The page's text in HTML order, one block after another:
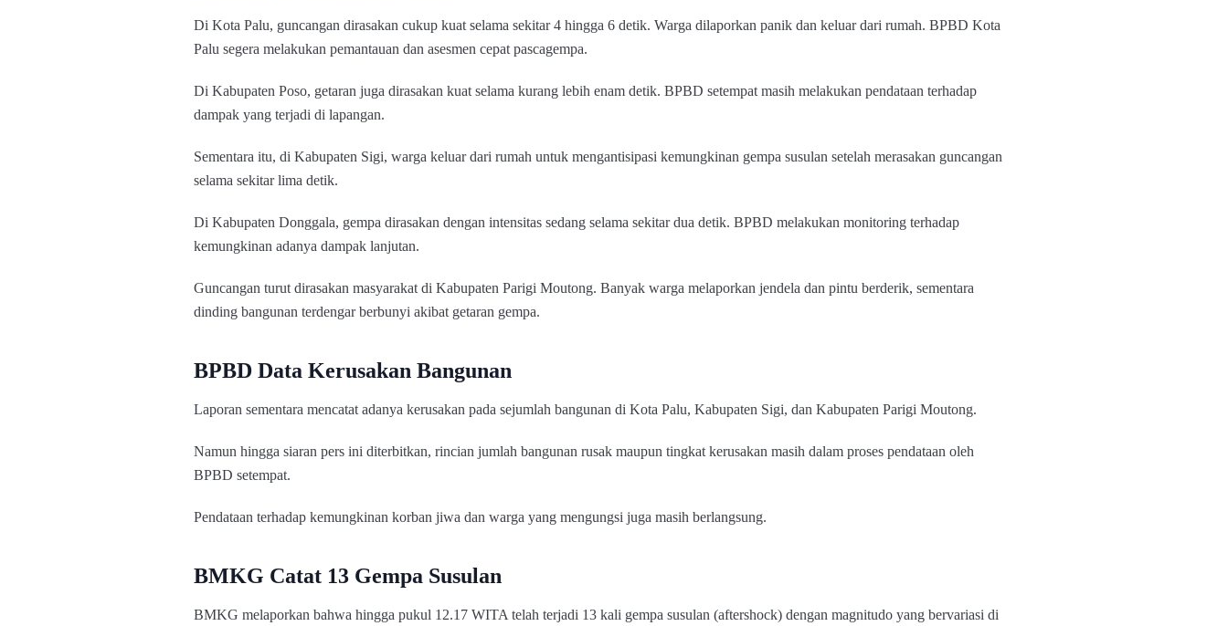
Di Kota Palu, guncangan dirasakan cukup kuat selama sekitar 4 hingga 6 detik. Warga dilaporkan panik dan keluar dari rumah. BPBD Kota
Palu segera melakukan pemantauan dan asesmen cepat pascagempa.
Di Kabupaten Poso, getaran juga dirasakan kuat selama kurang lebih enam detik. BPBD setempat masih melakukan pendataan terhadap
dampak yang terjadi di lapangan.
Sementara itu, di Kabupaten Sigi, warga keluar dari rumah untuk mengantisipasi kemungkinan gempa susulan setelah merasakan guncangan
selama sekitar lima detik.
Di Kabupaten Donggala, gempa dirasakan dengan intensitas sedang selama sekitar dua detik. BPBD melakukan monitoring terhadap
kemungkinan adanya dampak lanjutan.
Guncangan turut dirasakan masyarakat di Kabupaten Parigi Moutong. Banyak warga melaporkan jendela dan pintu berderik, sementara
dinding bangunan terdengar berbunyi akibat getaran gempa.
BPBD Data Kerusakan Bangunan
Laporan sementara mencatat adanya kerusakan pada sejumlah bangunan di Kota Palu, Kabupaten Sigi, dan Kabupaten Parigi Moutong.
Namun hingga siaran pers ini diterbitkan, rincian jumlah bangunan rusak maupun tingkat kerusakan masih dalam proses pendataan oleh
BPBD setempat.
Pendataan terhadap kemungkinan korban jiwa dan warga yang mengungsi juga masih berlangsung.
BMKG Catat 13 Gempa Susulan
BMKG melaporkan bahwa hingga pukul 12.17 WITA telah terjadi 13 kali gempa susulan (aftershock) dengan magnitudo yang bervariasi di